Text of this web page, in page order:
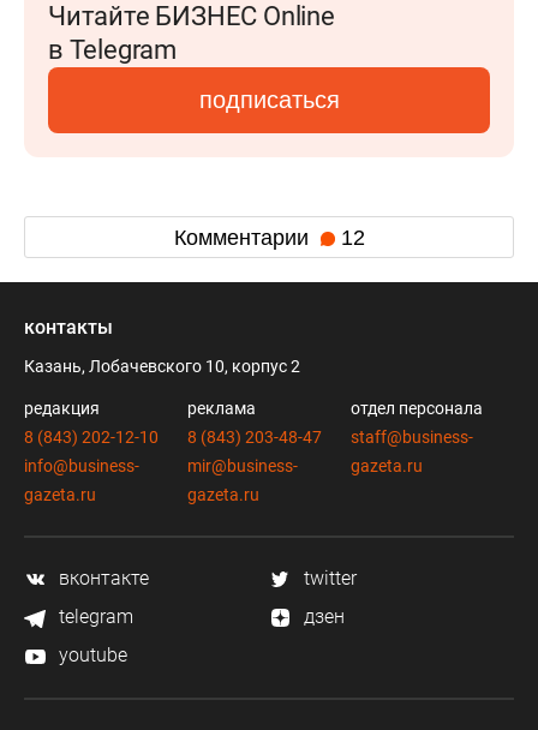
Читайте БИЗНЕС Online
в Telegram
подписаться
Комментарии 12
контакты
Казань, Лобачевского 10, корпус 2
редакция
8 (843) 202-12-10
info@business-
gazeta.ru
реклама
8 (843) 203-48-47
mir@business-
gazeta.ru
отдел персонала
staff@business-
gazeta.ru
вконтакте
twitter
telegram
дзен
youtube